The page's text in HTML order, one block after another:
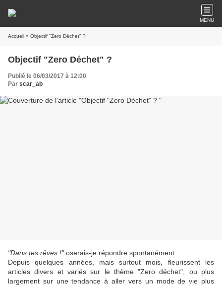
MENU
Accueil » Objectif "Zero Déchet" ?
Objectif "Zero Déchet" ?
Publié le 06/03/2017 à 12:00
Par scar_ab
"Dans tes rêves !"oserais-je répondre spontanément.
Depuis quelques années, mais surtout mois, fleurissent les
articles divers et variés sur le thème "Zero déchet", ou plus
largement sur une tendance à aller vers un mode de vie plus